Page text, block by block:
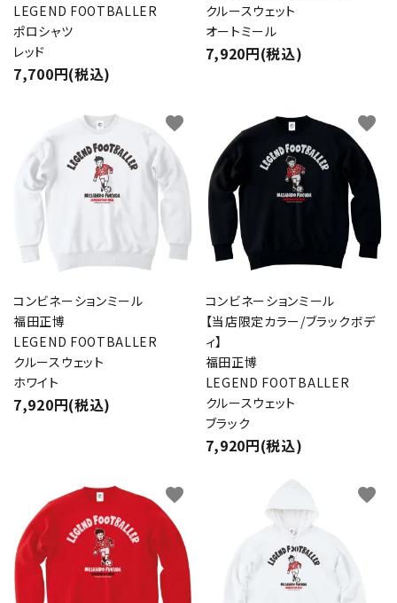
LEGEND FOOTBALLER
ポロシャツ
レッド
7,700円(税込)
クルースウェット
オートミール
7,920円(税込)
コンビネーションミール
福田正博
LEGEND FOOTBALLER
クルースウェット
ホワイト
7,920円(税込)
favorite
コンビネーションミール
【当店限定カラー/ブラックボデ
ィ】
福田正博
LEGEND FOOTBALLER
クルースウェット
ブラック
7,920円(税込)
favorite
favorite favorite